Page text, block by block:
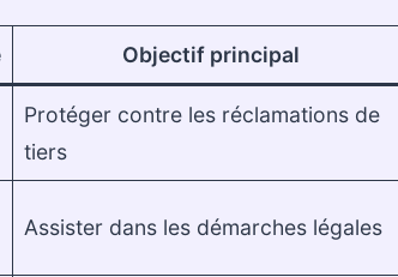
Objectif principal
Protéger contre les réclamations de
tiers
Assister dans les démarches légales